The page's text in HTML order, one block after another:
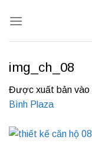
qua
img_ch_08
Được xuất bản vào
Bình Plaza